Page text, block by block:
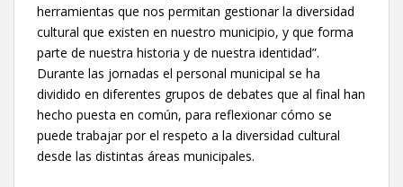
herramientas que nos permitan gestionar la diversidad
cultural que existen en nuestro municipio, y que forma
parte de nuestra historia y de nuestra identidad”.
Durante las jornadas el personal municipal se ha
dividido en diferentes grupos de debates que al final han
hecho puesta en común, para reflexionar cómo se
puede trabajar por el respeto a la diversidad cultural
desde las distintas áreas municipales.